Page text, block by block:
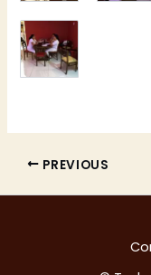
PREVIOUS